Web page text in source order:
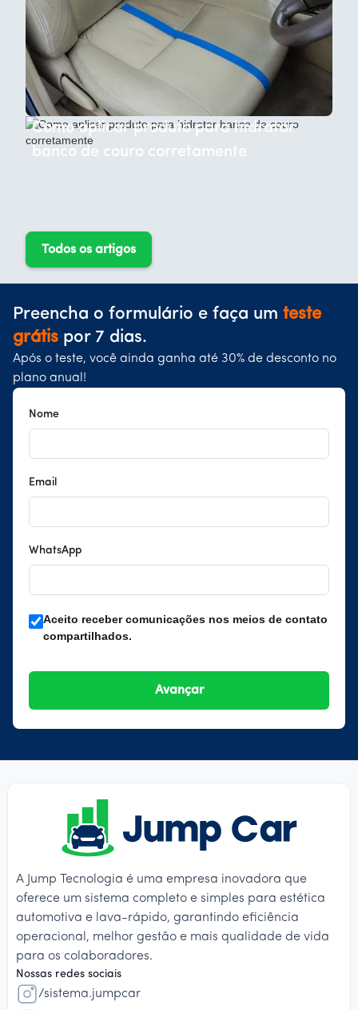
Como aplicar produto para hidratar
banco de couro corretamente
Todos os artigos
Preencha o formulário e faça um teste
grátis por 7 dias.
Após o teste, você ainda ganha até 30% de desconto no
plano anual!
Nome
Email
WhatsApp
Aceito receber comunicações nos meios de contato
compartilhados.
A Jump Tecnologia é uma empresa inovadora que
oferece um sistema completo e simples para estética
automotiva e lava-rápido, garantindo eficiência
operacional, melhor gestão e mais qualidade de vida
para os colaboradores.
Nossas redes sociais
/sistema.jumpcar